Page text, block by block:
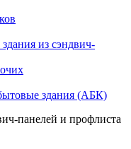
из сэндвич-
здания (АБК)
панелей и профлиста